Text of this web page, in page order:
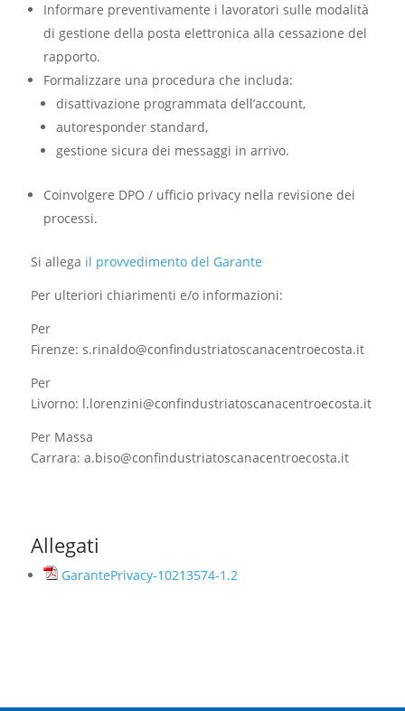
Informare preventivamente i lavoratori sulle modalità
di gestione della posta elettronica alla cessazione del
rapporto.
Formalizzare una procedura che includa:
disattivazione programmata dell’account,
autoresponder standard,
gestione sicura dei messaggi in arrivo.
Coinvolgere DPO / ufficio privacy nella revisione dei
processi.
Si allega il provvedimento del Garante
Per ulteriori chiarimenti e/o informazioni:
Per
Firenze: s.rinaldo@confindustriatoscanacentroecosta.it
Per
Livorno: l.lorenzini@confindustriatoscanacentroecosta.it
Per Massa
Carrara: a.biso@confindustriatoscanacentroecosta.it
Allegati
GarantePrivacy-10213574-1.2